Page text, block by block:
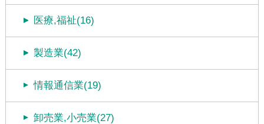
医療,福祉(16)
製造業(42)
情報通信業(19)
卸売業,小売業(27)